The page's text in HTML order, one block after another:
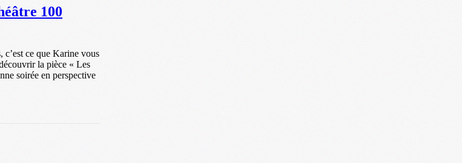
100
c’est ce que Karine vous
la pièce « Les
soirée en perspective